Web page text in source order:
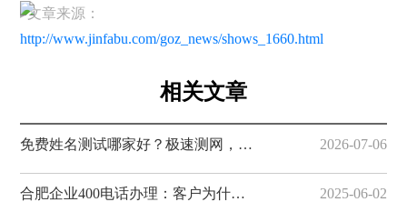
▸文章来源：
http://www.jinfabu.com/goz_news/shows_1660.html
相关文章
免费姓名测试哪家好？极速测网，一键解锁姓名隐藏寓意 2026-07-06
合肥企业400电话办理：客户为什么更愿意拨打400电话 2025-06-02